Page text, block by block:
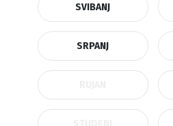
SVIBANJ
SRPANJ